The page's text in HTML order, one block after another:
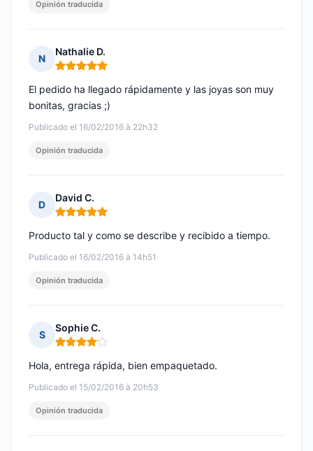
Opinión traducida
N
Nathalie D.
Nota: 5 de 5
Publicado el 16/02/2016 à 22h32
El pedido ha llegado rápidamente y las joyas son muy
bonitas, gracias ;)
Opinión traducida
D
David C.
Nota: 5 de 5
Publicado el 16/02/2016 à 14h51
Producto tal y como se describe y recibido a tiempo.
Opinión traducida
S
Sophie C.
Nota: 4 de 5
Publicado el 15/02/2016 à 20h53
Hola, entrega rápida, bien empaquetado.
Opinión traducida